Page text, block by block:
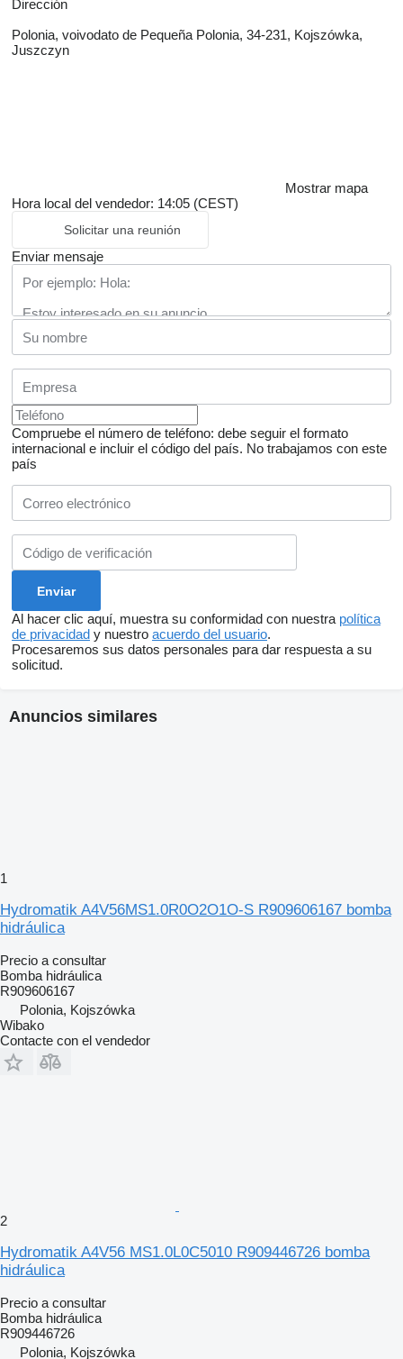
Dirección
Polonia, voivodato de Pequeña Polonia, 34-231, Kojszówka,
Juszczyn
Mostrar mapa
Hora local del vendedor: 14:05 (CEST)
Solicitar una reunión
Enviar mensaje
Compruebe el número de teléfono: debe seguir el formato
internacional e incluir el código del país. No trabajamos con este
país
Al hacer clic aquí, muestra su conformidad con nuestra política
de privacidad y nuestro acuerdo del usuario.
Procesaremos sus datos personales para dar respuesta a su
solicitud.
Anuncios similares
1
Hydromatik A4V56MS1.0R0O2O1O-S R909606167 bomba
hidráulica
Precio a consultar
Bomba hidráulica
R909606167
Polonia, Kojszówka
Wibako
Contacte con el vendedor
2
Hydromatik A4V56 MS1.0L0C5010 R909446726 bomba
hidráulica
Precio a consultar
Bomba hidráulica
R909446726
Polonia, Kojszówka